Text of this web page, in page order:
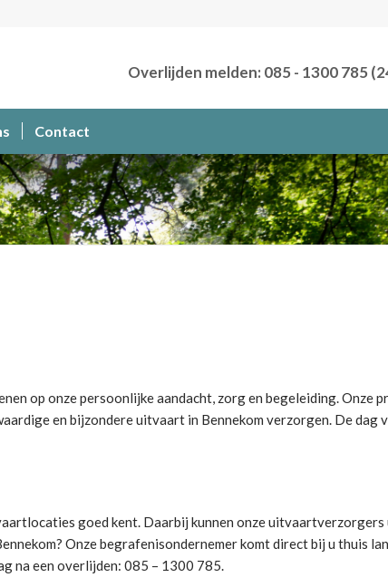
Overlijden melden: 085 - 1300 785
Contact
op onze persoonlijke aandacht, zorg en begeleiding.Onze
en bijzondere uitvaart in Bennekom verzorgen. De dag
goed kent. Daarbij kunnen onze
Onze begrafenisondernemer komt direct bij u thuis
na een overlijden: 085 – 1300 785.